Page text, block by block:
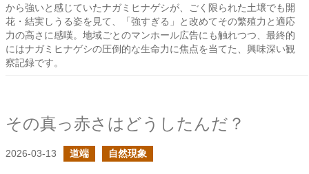
から強いと感じていたナガミヒナゲシが、ごく限られた土壌でも開
花・結実しうる姿を見て、「強すぎる」と改めてその繁殖力と適応
力の高さに感嘆。地域ごとのマンホール広告にも触れつつ、最終的
にはナガミヒナゲシの圧倒的な生命力に焦点を当てた、興味深い観
察記録です。
その真っ赤さはどうしたんだ？
2026-03-13 道端 自然現象